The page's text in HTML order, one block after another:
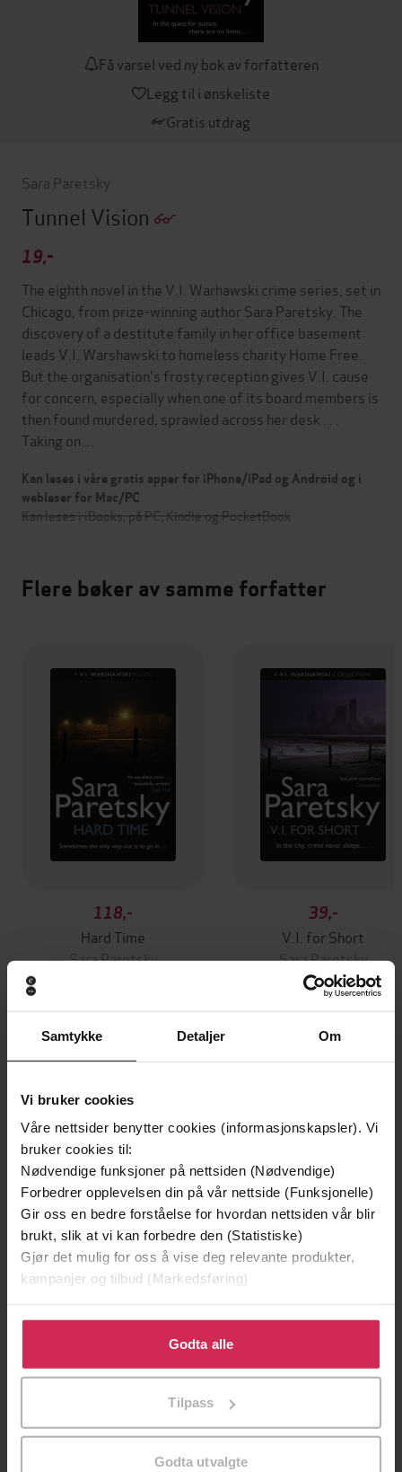
Samtykke Detaljer Om
Vi bruker cookies
Våre nettsider benytter cookies (informasjonskapsler). Vi
bruker cookies til:
Nødvendige funksjoner på nettsiden (Nødvendige)
Forbedrer opplevelsen din på vår nettside (Funksjonelle)
Gir oss en bedre forståelse for hvordan nettsiden vår blir
brukt, slik at vi kan forbedre den (Statistiske)
Gjør det mulig for oss å vise deg relevante produkter,
kampanjer og tilbud (Markedsføring)
Klikk på «Godta alle» for å gi oss ditt samtykke til å
bruke cookies for alle disse formålene. Du kan også
tilpasse ditt samtykke til spesifikke formål ved å klikke
Godta alle
Tilpass
Godta utvalgte
Få varsel ved ny bok av forfatteren
Legg til i ønskeliste
Gratis utdrag
Sara Paretsky
Tunnel Vision
19,-
The eighth novel in the V.I. Warhawski crime series, set in
Chicago, from prize-winning author Sara Paretsky. The
discovery of a destitute family in her office basement
leads V.I. Warshawski to homeless charity Home Free.
But the organisation's frosty reception gives V.I. cause
for concern, especially when one of its board members is
then found murdered, sprawled across her desk . . .
Taking on…
Kan leses i våre gratis apper for iPhone/iPad og Android og i
webleser for Mac/PC
Kan leses i iBooks, på PC, Kindle og PocketBook
Flere bøker av samme forfatter
118,-
Hard Time
Sara Paretsky
39,-
V.I. for Short
Sara Paretsky
EBOK
Premium
Vinner av Rivertonprisen
Jo Nesbø
Premium
Jørn Lier Horst